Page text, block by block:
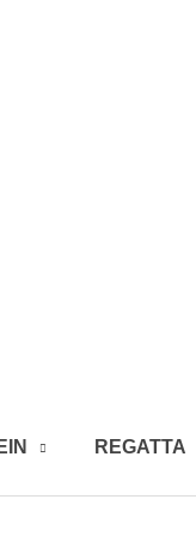
REGATTA